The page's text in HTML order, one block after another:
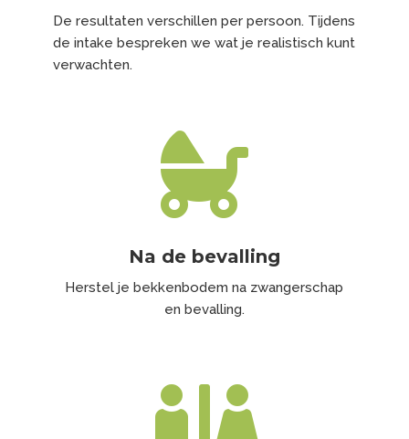
De resultaten verschillen per persoon. Tijdens
de intake bespreken we wat je realistisch kunt
verwachten.

Na de bevalling
Herstel je bekkenbodem na zwangerschap
en bevalling.